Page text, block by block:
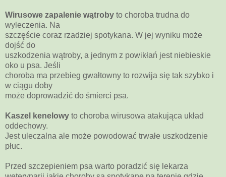
Wirusowe zapalenie wątroby to choroba trudna do
wyleczenia. Na
szczęście coraz rzadziej spotykana. W jej wyniku może
dojść do
uszkodzenia wątroby, a jednym z powikłań jest niebieskie
oko u psa. Jeśli
choroba ma przebieg gwałtowny to rozwija się tak szybko i
w ciągu doby
może doprowadzić do śmierci psa.
Kaszel kenelowy to choroba wirusowa atakująca układ
oddechowy.
Jest uleczalna ale może powodować trwałe uszkodzenie
płuc.
Przed szczepieniem psa warto poradzić się lekarza